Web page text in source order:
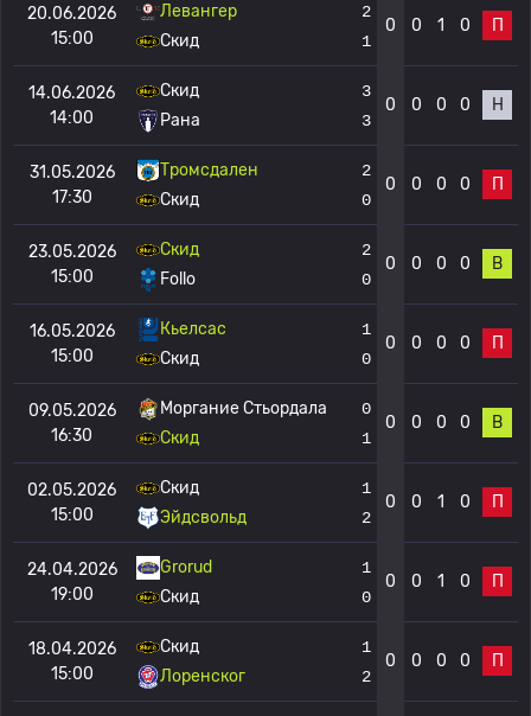
20.06.2026
15:00
Левангер
Скид
2
1
0 0 1 0 П
14.06.2026
14:00
Скид
Рана
3
3
0 0 0 0 Н
31.05.2026
17:30
Тромсдален
Скид
2
0
0 0 0 0 П
23.05.2026
15:00
Скид
Follo
2
0
0 0 0 0 В
16.05.2026
15:00
Кьелсас
Скид
1
0
0 0 0 0 П
09.05.2026
16:30
Моргание Стьордала
Скид
0
1
0 0 0 0 В
02.05.2026
15:00
Скид
Эйдсвольд
1
2
0 0 1 0 П
24.04.2026
19:00
Grorud
Скид
1
0
0 0 1 0 П
18.04.2026
15:00
Скид
Лоренског
1
2
0 0 0 0 П